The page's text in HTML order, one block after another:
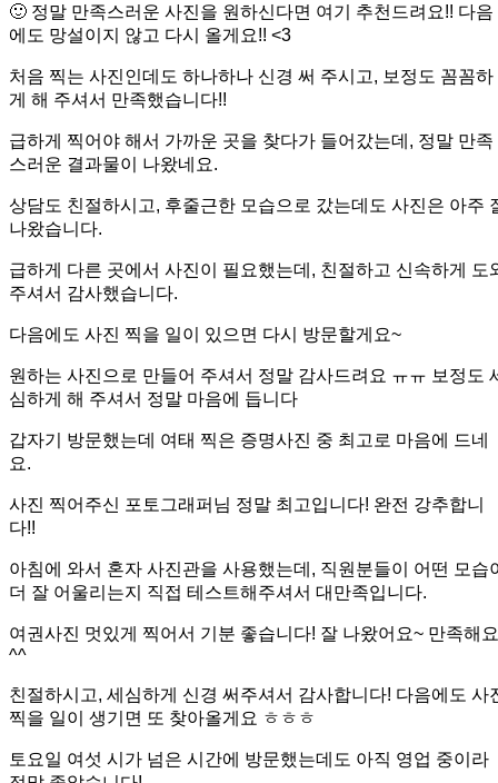
🙂 정말 만족스러운 사진을 원하신다면 여기 추천드려요!! 다음
에도 망설이지 않고 다시 올게요!! <3
처음 찍는 사진인데도 하나하나 신경 써 주시고, 보정도 꼼꼼하
게 해 주셔서 만족했습니다!!
급하게 찍어야 해서 가까운 곳을 찾다가 들어갔는데, 정말 만족
스러운 결과물이 나왔네요.
상담도 친절하시고, 후줄근한 모습으로 갔는데도 사진은 아주
나왔습니다.
급하게 다른 곳에서 사진이 필요했는데, 친절하고 신속하게 도
주셔서 감사했습니다.
다음에도 사진 찍을 일이 있으면 다시 방문할게요~
원하는 사진으로 만들어 주셔서 정말 감사드려요 ㅠㅠ 보정도
심하게 해 주셔서 정말 마음에 듭니다
갑자기 방문했는데 여태 찍은 증명사진 중 최고로 마음에 드네
요.
사진 찍어주신 포토그래퍼님 정말 최고입니다! 완전 강추합니
다!!
아침에 와서 혼자 사진관을 사용했는데, 직원분들이 어떤 모습
더 잘 어울리는지 직접 테스트해주셔서 대만족입니다.
여권사진 멋있게 찍어서 기분 좋습니다! 잘 나왔어요~ 만족해요
^^
친절하시고, 세심하게 신경 써주셔서 감사합니다! 다음에도 사
찍을 일이 생기면 또 찾아올게요 ㅎㅎㅎ
토요일 여섯 시가 넘은 시간에 방문했는데도 아직 영업 중이라